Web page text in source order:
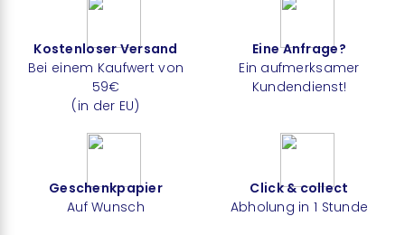
Kostenloser Versand
Bei einem Kaufwert von
59€
(in der EU)
Eine Anfrage?
Ein aufmerksamer
Kundendienst!
Geschenkpapier
Auf Wunsch
Click & collect
Abholung in 1 Stunde